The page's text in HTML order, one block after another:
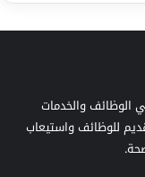
والخدمات
للوظائف واستيعاب